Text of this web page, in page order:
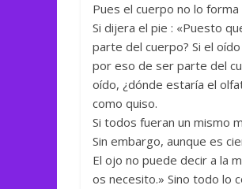
Pues el cuerpo no lo
Si dijera el pie : «Puesto
parte del cuerpo? Si el
por eso de ser parte del
oído, ¿dónde estaría el
como quiso.
Si todos fueran un mismo
Sin embargo, aunque es
El ojo no puede decir a la
os necesito.» Sino todo lo